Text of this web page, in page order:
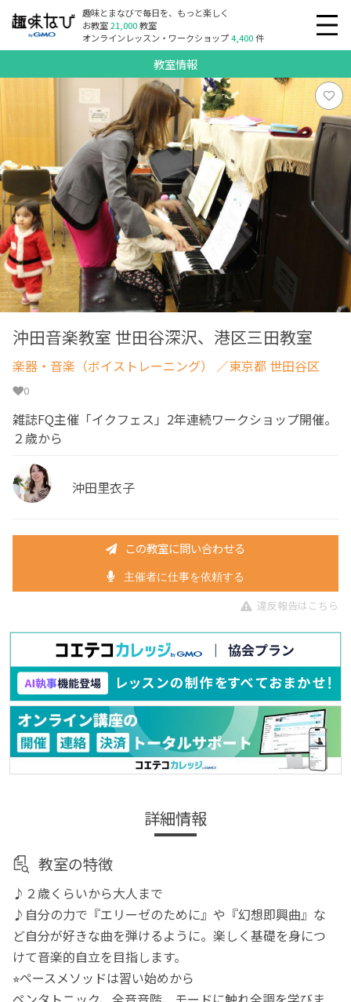
趣味とまなびで毎日を、もっと楽しく
お教室21,000教室
オンラインレッスン・ワークショップ4,400件
教室情報
沖田音楽教室 世田谷深沢、港区三田教室
楽器・音楽（ボイストレーニング） ／東京都 世田谷区
0
雑誌FQ主催「イクフェス」2年連続ワークショップ開催。
２歳から
沖田里衣子
この教室に問い合わせる
主催者に仕事を依頼する
違反報告はこちら
詳細情報
教室の特徴
♪２歳くらいから大人まで
♪自分の力で『エリーゼのために』や『幻想即興曲』な
ど自分が好きな曲を弾けるように。楽しく基礎を身につ
けて音楽的自立を目指します。
⭐︎ペースメソッドは習い始めから